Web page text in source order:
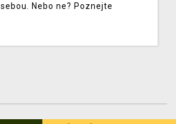
Nebo ne? Poznejte